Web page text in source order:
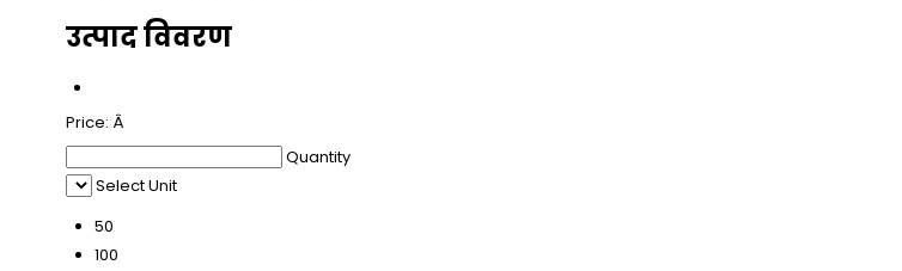
उत्पाद विवरण
Price: Â
Quantity
Select Unit
50
100